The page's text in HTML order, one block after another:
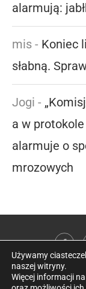
alarmują:
mis - Koniec
słabną.
Jogi -
a w
alarmuje o
mrozowych
Używamy
naszej witryny.
Więcej informacji